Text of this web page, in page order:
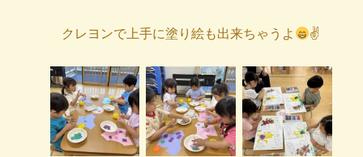
クレヨンで上手に塗り絵も出来ちゃうよ ✌